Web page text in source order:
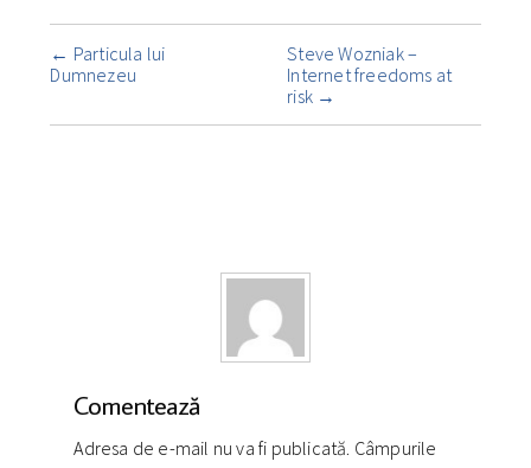
Navigare
însemnare
← Particula lui
Dumnezeu
Steve Wozniak –
Internet freedoms at
risk →
Comentează
Adresa de e-mail nu va fi publicată. Câmpurile